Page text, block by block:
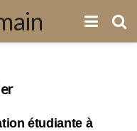
étudiante à